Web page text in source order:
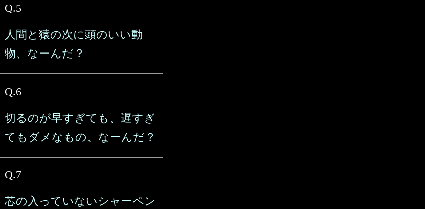
Q.5
人間と猿の次に頭のいい動
物、なーんだ？
Q.6
切るのが早すぎても、遅すぎ
てもダメなもの、なーんだ？
Q.7
芯の入っていないシャーペン